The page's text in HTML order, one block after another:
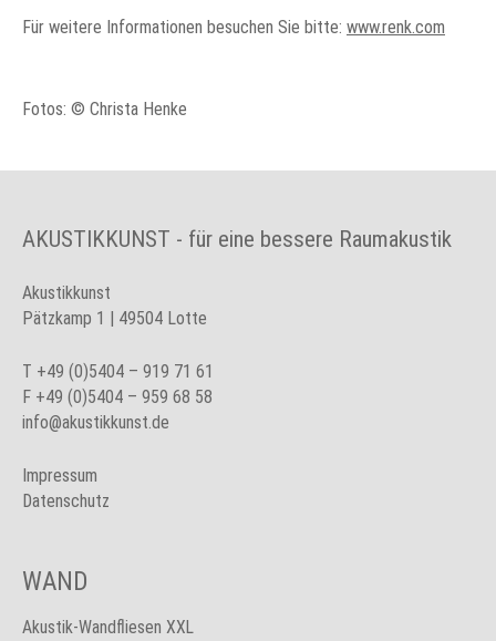
Für weitere Informationen besuchen Sie bitte: www.renk.com
Fotos: © Christa Henke
AKUSTIKKUNST - für eine bessere Raumakustik
Akustikkunst
Pätzkamp 1 | 49504 Lotte
T +49 (0)5404 – 919 71 61
F +49 (0)5404 – 959 68 58
info@akustikkunst.de
Impressum
Datenschutz
WAND
Akustik-Wandfliesen XXL